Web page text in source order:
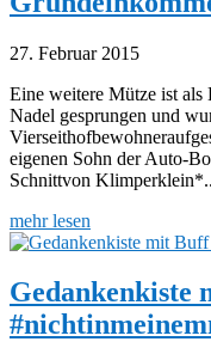
27. Februar 2015
Eine weitere Mütze ist
Nadel gesprungen und
eigenen Sohn der Auto-
Schnittvon
mehr lesen
Gedankenkiste